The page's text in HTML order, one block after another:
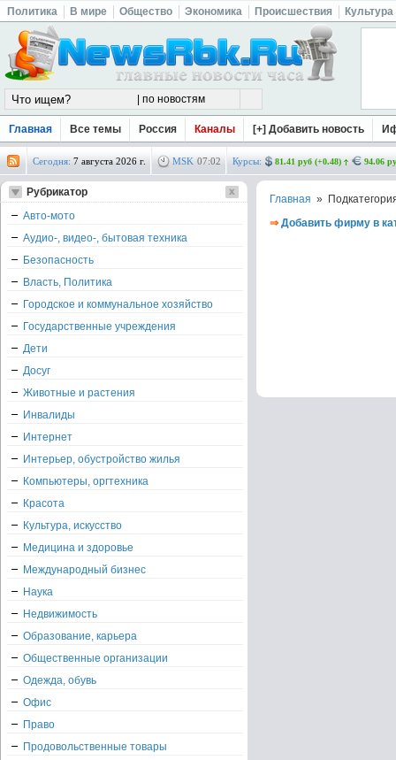
Политика В мире Общество Экономика Происшествия Культура
Главная Все темы Россия Каналы [+] Добавить новость
Сегодня: 7 августа 2026 г. MSK 07:02 Курсы: 81.41 руб (+0.48) 94.06
Главная »
⇒ Добавить фирму в
Рубрикатор
Авто-мото
Аудио-, видео-, бытовая техника
Безопасность
Власть, Политика
Городское и коммунальное хозяйство
Государственные учреждения
Дети
Досуг
Животные и растения
Инвалиды
Интернет
Интерьер, обустройство жилья
Компьютеры, оргтехника
Красота
Культура, искусство
Медицина и здоровье
Международный бизнес
Наука
Недвижимость
Образование, карьера
Общественные организации
Одежда, обувь
Офис
Право
Продовольственные товары